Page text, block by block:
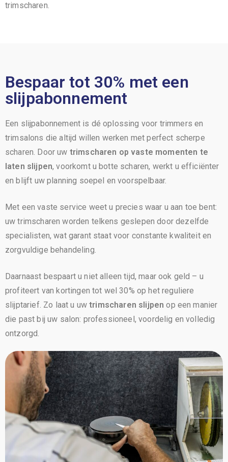
trimscharen.
Bespaar tot 30% met een
slijpabonnement
Een slijpabonnement is dé oplossing voor trimmers en
trimsalons die altijd willen werken met perfect scherpe
scharen. Door uw trimscharen op vaste momenten te
laten slijpen, voorkomt u botte scharen, werkt u efficiënter
en blijft uw planning soepel en voorspelbaar.
Met een vaste service weet u precies waar u aan toe bent:
uw trimscharen worden telkens geslepen door dezelfde
specialisten, wat garant staat voor constante kwaliteit en
zorgvuldige behandeling.
Daarnaast bespaart u niet alleen tijd, maar ook geld – u
profiteert van kortingen tot wel 30% op het reguliere
slijptarief. Zo laat u uwtrimscharen slijpen op een manier
die past bij uw salon: professioneel, voordelig en volledig
ontzorgd.